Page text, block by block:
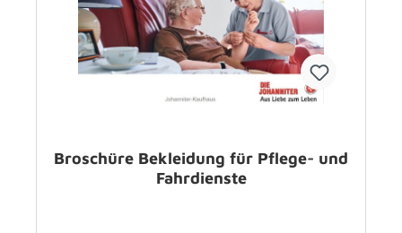
Broschüre Bekleidung für Pflege- und
Fahrdienste